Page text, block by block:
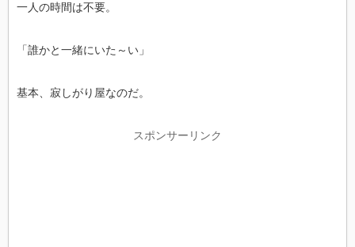
一人の時間は不要。
「誰かと一緒にいた～い」
基本、寂しがり屋なのだ。
スポンサーリンク